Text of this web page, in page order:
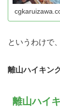
というわけで
離山ハイキン
離山ハイ